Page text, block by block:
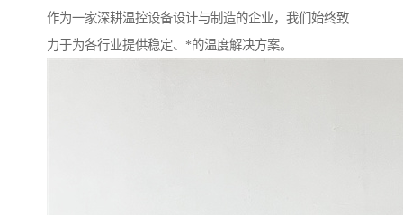
作为一家深耕温控设备设计与制造的企业，我们始终致
力于为各行业提供稳定、*的温度解决方案。